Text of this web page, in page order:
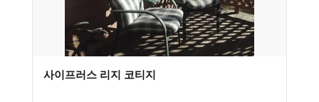
사이프러스 리지 코티지